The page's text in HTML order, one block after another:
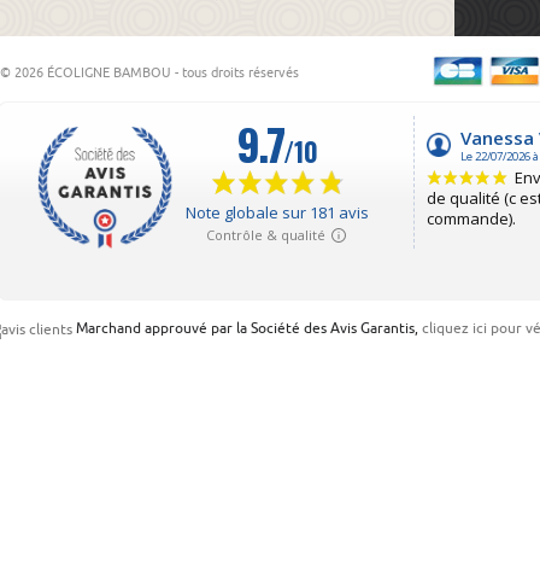
© 2026 ÉCOLIGNE BAMBOU - tous droits réservés
Marchand approuvé par la Société des Avis Garantis,cliquez ici pour